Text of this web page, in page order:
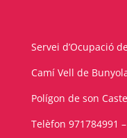
Servei d’Ocupació
Camí Vell de
Polígon de son
Telèfon 971784991